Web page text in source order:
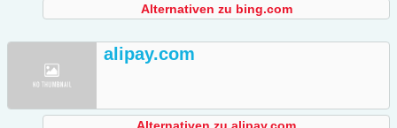
Alternativen zu bing.com
alipay.com